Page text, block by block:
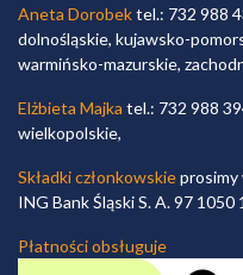
Aneta Dorobektel.: 732 988
dolnośląskie, kujawsko-
warmińsko-mazurskie,
Elżbieta Majka tel.: 732 988
wielkopolskie,
Składki członkowskieprosimy
ING Bank Śląski S. A. 97
Płatności obsługuje